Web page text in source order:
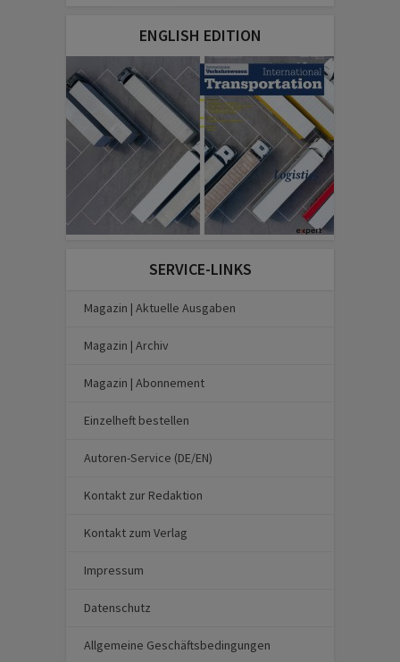
ENGLISH EDITION
SERVICE-LINKS
Magazin | Aktuelle Ausgaben
Magazin | Archiv
Magazin | Abonnement
Einzelheft bestellen
Autoren-Service (DE/EN)
Kontakt zur Redaktion
Kontakt zum Verlag
Impressum
Datenschutz
Allgemeine Geschäftsbedingungen